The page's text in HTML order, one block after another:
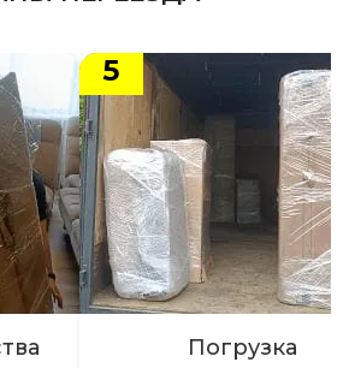
5
Погрузка